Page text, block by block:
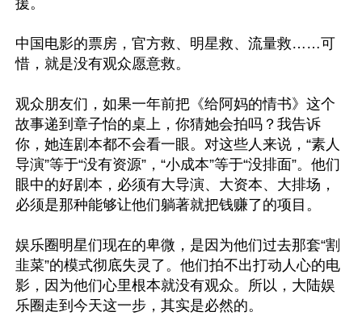
援。
中国电影的票房，官方救、明星救、流量救……可
惜，就是没有观众愿意救。
观众朋友们，如果一年前把《给阿妈的情书》这个
故事递到章子怡的桌上，你猜她会拍吗？我告诉
你，她连剧本都不会看一眼。对这些人来说，“素人
导演”等于“没有资源”，“小成本”等于“没排面”。他们
眼中的好剧本，必须有大导演、大资本、大排场，
必须是那种能够让他们躺著就把钱赚了的项目。
娱乐圈明星们现在的卑微，是因为他们过去那套“割
韭菜”的模式彻底失灵了。他们拍不出打动人心的电
影，因为他们心里根本就没有观众。所以，大陆娱
乐圈走到今天这一步，其实是必然的。